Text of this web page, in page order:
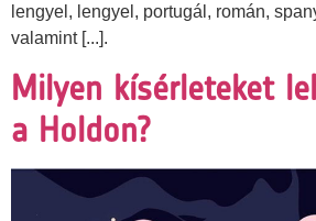
lengyel, lengyel, portugál, román,
valamint [...].
Milyen kísérleteket
a Holdon?